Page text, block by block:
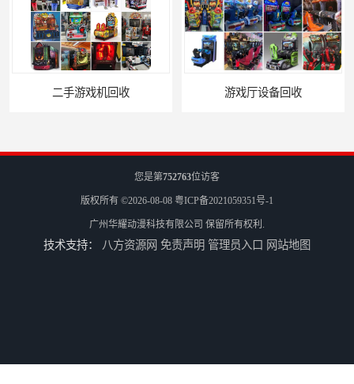
游戏厅设备回收
您是第752763位访客
版权所有 ©2026-08-08 粤ICP备2021059351号-1
广州华耀动漫科技有限公司 保留所有权利.
技术支持： 八方资源网 免责声明 管理员入口 网站地图